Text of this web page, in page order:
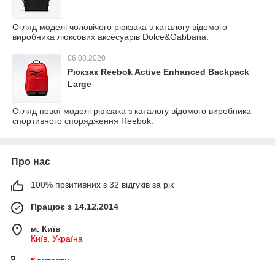
Огляд моделі чоловічого рюкзака з каталогу відомого
виробника люксових аксесуарів Dolce&Gabbana.
06.08.2020
Рюкзак Reebok Active Enhanced Backpack
Large
Огляд нової моделі рюкзака з каталогу відомого виробника
спортивного спорядження Reebok.
Про нас
100% позитивних з 32 відгуків за рік
Працює з 14.12.2014
м. Київ
Київ, Україна